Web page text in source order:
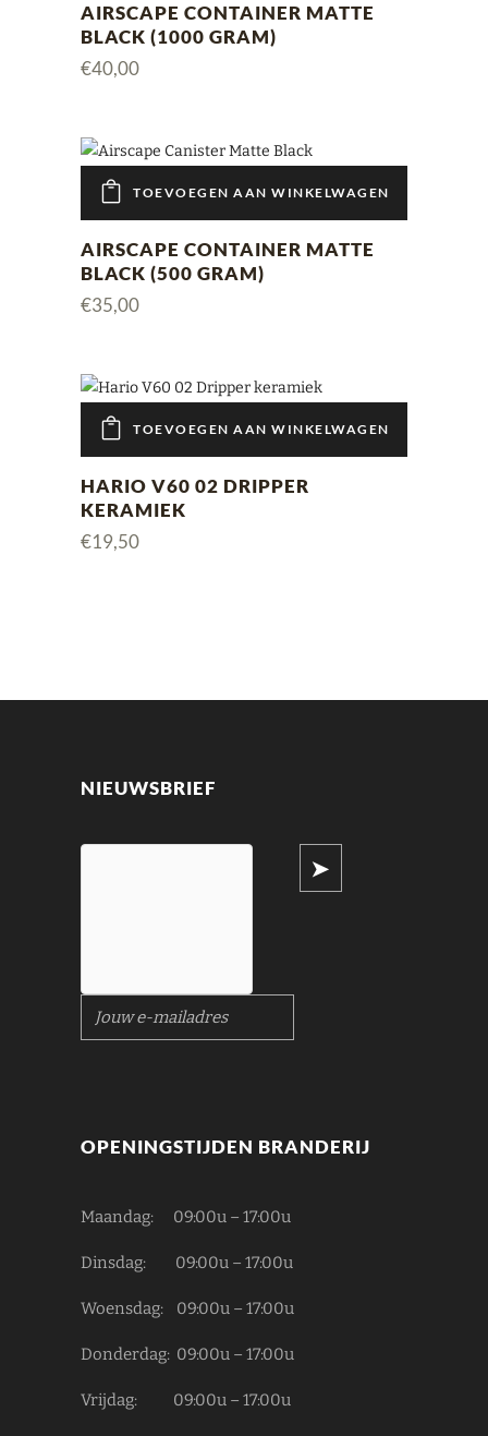
AIRSCAPE CONTAINER MATTE
BLACK (1000 GRAM)
€40,00
TOEVOEGEN AAN WINKELWAGEN
AIRSCAPE CONTAINER MATTE
BLACK (500 GRAM)
€35,00
TOEVOEGEN AAN WINKELWAGEN
HARIO V60 02 DRIPPER
KERAMIEK
€19,50
NIEUWSBRIEF
confirm
OPENINGSTIJDEN BRANDERIJ
Maandag: 09:00u – 17:00u
Dinsdag: 09:00u – 17:00u
Woensdag: 09:00u – 17:00u
Donderdag: 09:00u – 17:00u
Vrijdag: 09:00u – 17:00u